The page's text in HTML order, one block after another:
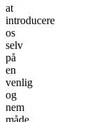
at
introducere
os
selv
på
en
venlig
og
nem
måde